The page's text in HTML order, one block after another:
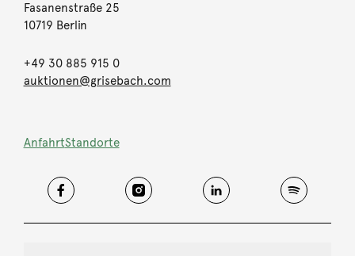
Fasanenstraße 25
10719 Berlin
+49 30 885 915 0
auktionen@grisebach.com
AnfahrtStandorte